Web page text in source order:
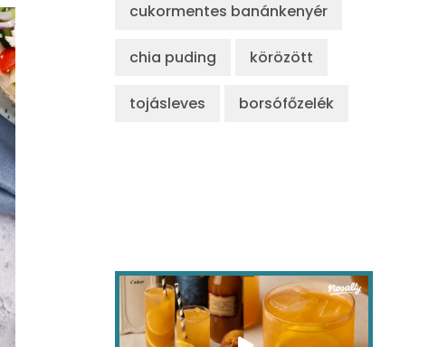
cukormentes banánkenyér
chia puding körözött
tojásleves borsófőzelék